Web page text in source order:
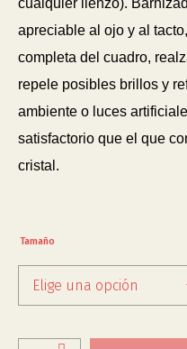
cualquier lienzo).
apreciable al ojo y al
completa del cuadro,
repele posibles brillos y
ambiente o luces
satisfactorio que el que
cristal.
Tamaño
Elige una opción